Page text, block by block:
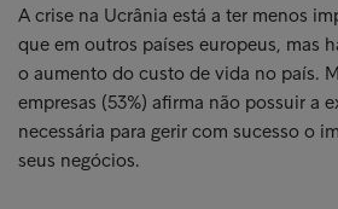
A crise na Ucrânia está a ter menos
que em outros países europeus, mas
o aumento do custo de vida no país.
empresas (53%) afirma não possuir a
necessária para gerir com sucesso o
seus negócios.